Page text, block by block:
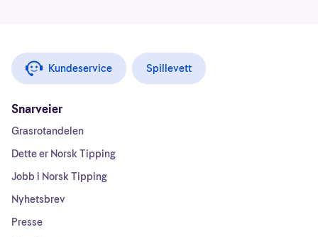
Kundeservice Spillevett
Snarveier
Grasrotandelen
Dette er Norsk Tipping
Jobb i Norsk Tipping
Nyhetsbrev
Presse